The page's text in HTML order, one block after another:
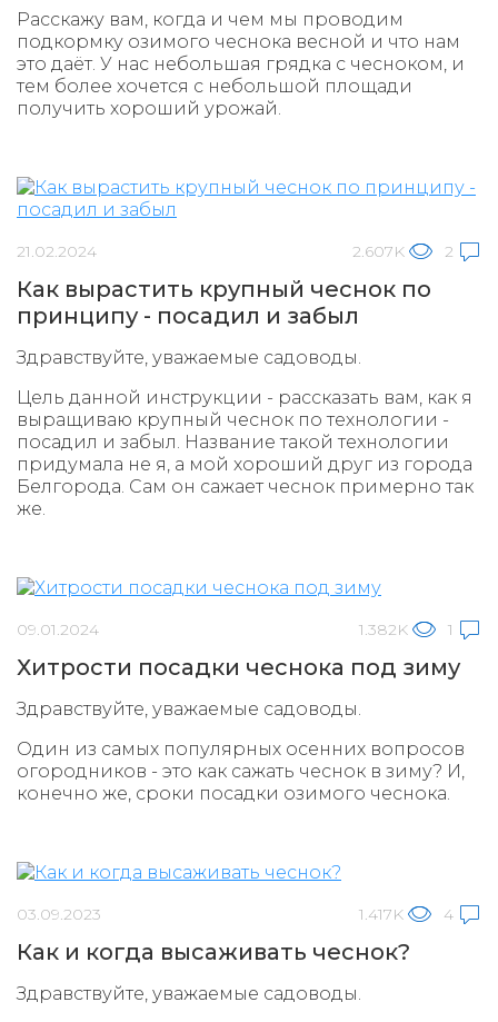
Расскажу вам, когда и чем мы проводим
подкормку озимого чеснока весной и что нам
это даёт. У нас небольшая грядка с чесноком, и
тем более хочется с небольшой площади
получить хороший урожай.
21.02.2024 2.607K 2
Как вырастить крупный чеснок по
принципу - посадил и забыл
Здравствуйте, уважаемые садоводы.
Цель данной инструкции - рассказать вам, как я
выращиваю крупный чеснок по технологии -
посадил и забыл. Название такой технологии
придумала не я, а мой хороший друг из города
Белгорода. Сам он сажает чеснок примерно так
же.
09.01.2024 1.382K 1
Хитрости посадки чеснока под зиму
Здравствуйте, уважаемые садоводы.
Один из самых популярных осенних вопросов
огородников - это как сажать чеснок в зиму? И,
конечно же, сроки посадки озимого чеснока.
03.09.2023 1.417K 4
Как и когда высаживать чеснок?
Здравствуйте, уважаемые садоводы.